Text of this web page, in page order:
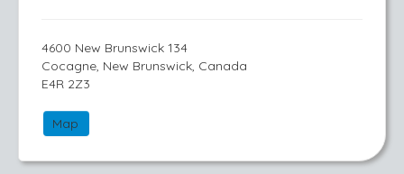
4600 New Brunswick 134
Cocagne, New Brunswick, Canada
E4R 2Z3
Map